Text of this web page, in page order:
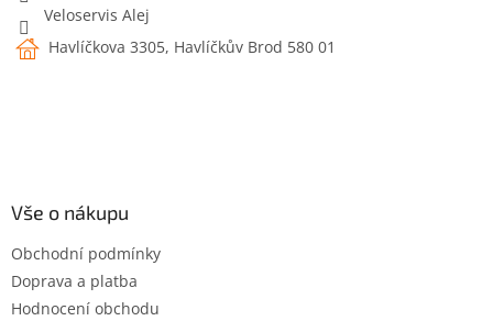
Veloservis Alej
Havlíčkova 3305, Havlíčkův Brod 580 01
Vše o nákupu
Obchodní podmínky
Doprava a platba
Hodnocení obchodu